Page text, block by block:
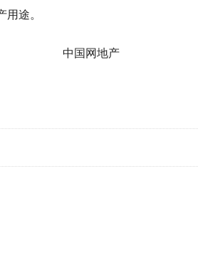
途。